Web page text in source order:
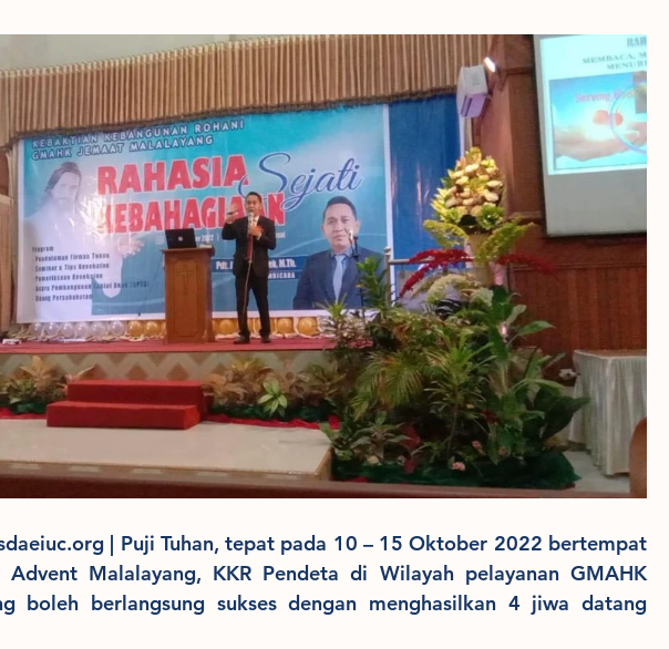
| Puji Tuhan, tepat pada 10 – 15 Oktober 2022 bertempat
Malalayang, KKR Pendeta di Wilayah pelayanan GMAHK
boleh berlangsung sukses dengan menghasilkan 4 jiwa datang